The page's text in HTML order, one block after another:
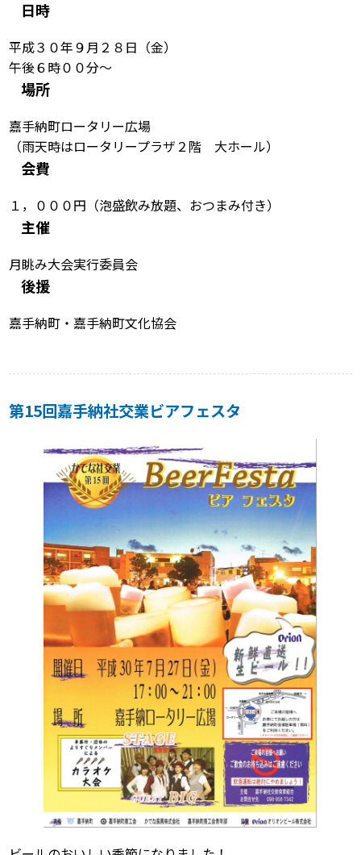
日時
平成３０年９月２８日（金）
午後６時００分～
場所
嘉手納町ロータリー広場
（雨天時はロータリープラザ２階 大ホール）
会費
１，０００円（泡盛飲み放題、おつまみ付き）
主催
月眺み大会実行委員会
後援
嘉手納町・嘉手納町文化協会
第15回嘉手納社交業ビアフェスタ